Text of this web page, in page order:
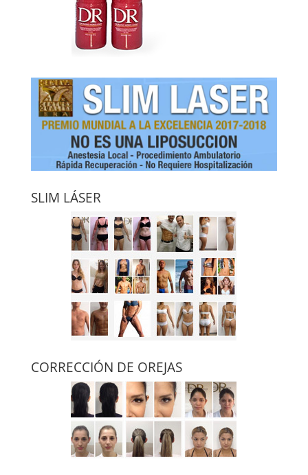
SLIM LÁSER
CORRECCIÓN DE OREJAS